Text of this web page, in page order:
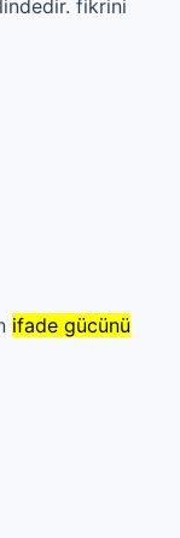
fikrini
ifade gücünü